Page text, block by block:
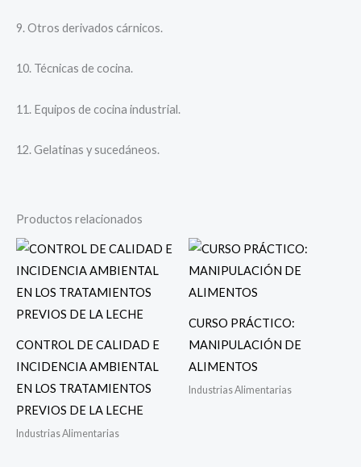
9. Otros derivados cárnicos.
10. Técnicas de cocina.
11. Equipos de cocina industrial.
12. Gelatinas y sucedáneos.
Productos relacionados
CONTROL DE CALIDAD E
INCIDENCIA AMBIENTAL
EN LOS TRATAMIENTOS
PREVIOS DE LA LECHE
Industrias Alimentarias
CURSO PRÁCTICO:
MANIPULACIÓN DE
ALIMENTOS
Industrias Alimentarias